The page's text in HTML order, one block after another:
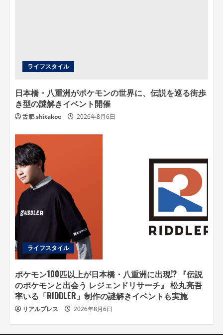
ライフスタイル
日本橋・八重洲がポケモンの世界に、伝説を巡る街歩
き型の謎解きイベント開催
舌肥 shitakoe 2026年8月6日
ライフスタイル
ポケモン100匹以上が日本橋・八重洲に出現!? 『伝説
のポケモンと出会う レジェンドリサーチ』 松丸亮吾
率いる「RIDDLER」制作の謎解きイベントも実施
リアルプレス 2026年8月6日